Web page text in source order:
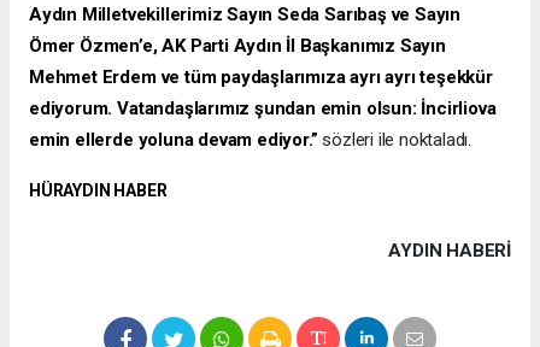
Aydın Milletvekillerimiz Sayın Seda Sarıbaş ve Sayın
Ömer Özmen’e, AK Parti Aydın İl Başkanımız Sayın
Mehmet Erdem ve tüm paydaşlarımıza ayrı ayrı teşekkür
ediyorum. Vatandaşlarımız şundan emin olsun: İncirliova
emin ellerde yoluna devam ediyor.” sözleri ile noktaladı.
HÜRAYDIN HABER
AYDIN HABERİ